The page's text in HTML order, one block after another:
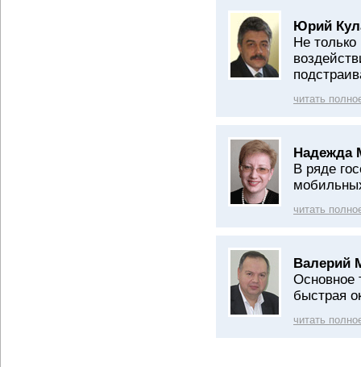
Юрий
Не
читать
Надежда
В ряде
читать
Валерий
Основное
быстрая
читать